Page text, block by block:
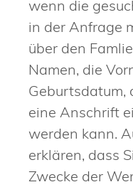
wenn die
in der Anfrage
über den
Namen, die
Geburtsdatum,
eine Anschrift
werden kann.
erklären, dass
Zwecke der